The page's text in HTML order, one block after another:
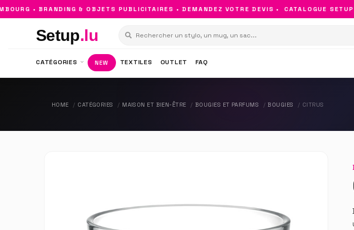
• BRANDING & OBJETS PUBLICITAIRES • DEMANDEZ VOTRE DEVIS • CATALOGUE SETUP
Setup.lu
CATÉGORIES NEW TEXTILES OUTLET FAQ
HOME CATÉGORIES MAISON ET BIEN-ÊTRE BOUGIES ET PARFUMS BOUGIES CITRUS